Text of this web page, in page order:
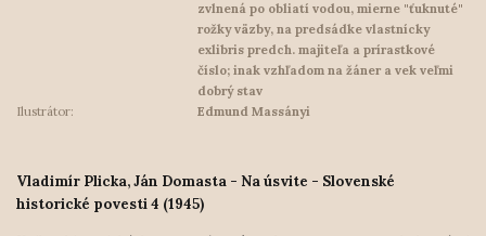
zvlnená po obliatí vodou, mierne "ťuknuté"
rožky väzby, na predsádke vlastnícky
exlibris predch. majiteľa a prírastkové
číslo; inak vzhľadom na žáner a vek veľmi
dobrý stav
Ilustrátor:
Edmund Massányi
Vladimír Plicka, Ján Domasta - Na úsvite - Slovenské
historické povesti 4 (1945)